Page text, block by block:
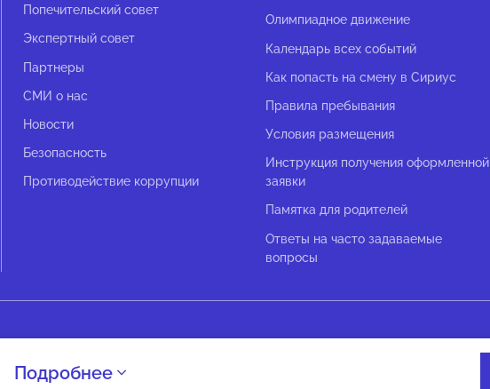
Попечительский совет
Экспертный совет
Партнеры
СМИ о нас
Новости
Безопасность
Противодействие коррупции
Олимпиадное движение
Календарь всех событий
Как попасть на смену в Сириус
Правила пребывания
Условия размещения
Инструкция получения оформленной
заявки
Памятка для родителей
Ответы на часто задаваемые
вопросы
Подробнее